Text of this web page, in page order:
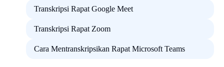
Transkripsi Rapat Google Meet
Transkripsi Rapat Zoom
Cara Mentranskripsikan Rapat Microsoft Teams